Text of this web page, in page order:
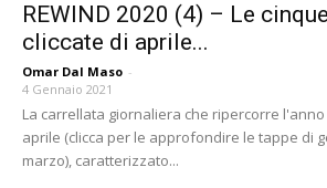
REWIND 2020 (4) – Le
cliccate di aprile...
Omar Dal Maso -
4 Gennaio 2021
La carrellata giornaliera che ripercorre
aprile (clicca per le approfondire le tappe di
marzo), caratterizzato...